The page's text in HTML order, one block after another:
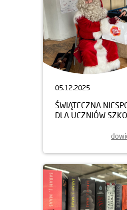
05.12.2025
ŚWIĄTECZNA
DLA UCZNIÓW